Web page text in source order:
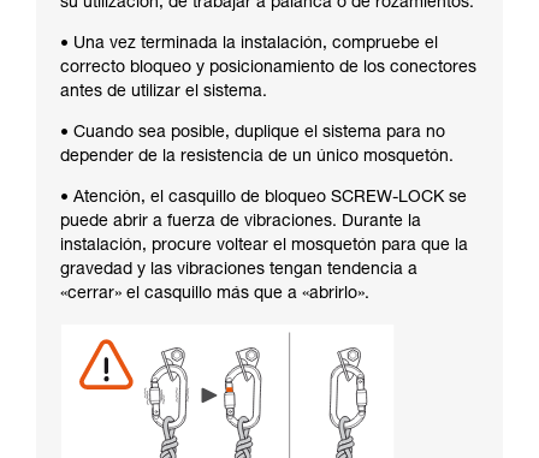
su utilización, de trabajar a palanca o de rozamientos.
• Una vez terminada la instalación, compruebe el
correcto bloqueo y posicionamiento de los conectores
antes de utilizar el sistema.
• Cuando sea posible, duplique el sistema para no
depender de la resistencia de un único mosquetón.
• Atención, el casquillo de bloqueo SCREW-LOCK se
puede abrir a fuerza de vibraciones. Durante la
instalación, procure voltear el mosquetón para que la
gravedad y las vibraciones tengan tendencia a
«cerrar» el casquillo más que a «abrirlo».